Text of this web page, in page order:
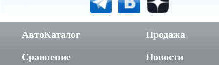
АвтоКаталог
Сравнение
Продажа
Новости